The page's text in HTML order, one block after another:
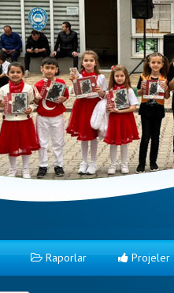
Raporlar Projeler